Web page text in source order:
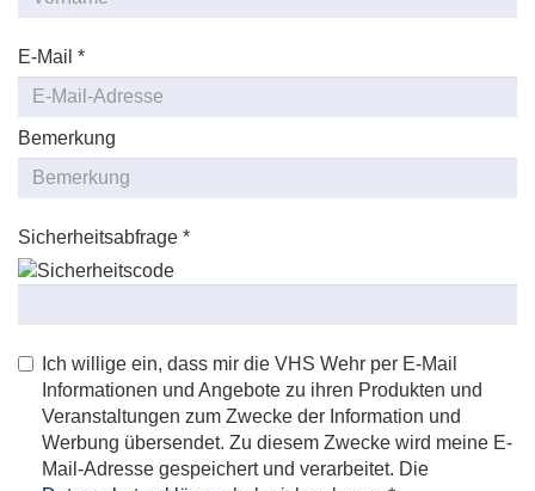
E-Mail *
Bemerkung
Sicherheitsabfrage *
Ich willige ein, dass mir die VHS Wehr per E-Mail
Informationen und Angebote zu ihren Produkten und
Veranstaltungen zum Zwecke der Information und
Werbung übersendet. Zu diesem Zwecke wird meine E-
Mail-Adresse gespeichert und verarbeitet. Die